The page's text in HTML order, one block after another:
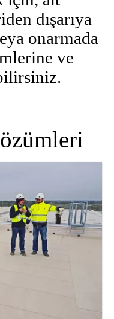
dışarıya
onarmada
ve